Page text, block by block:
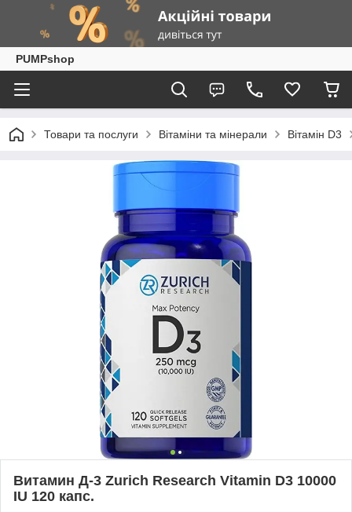
PUMPshop
Товари та послуги Вітаміни та мінерали Вітамін D3
Витамин Д-3 Zurich Research Vitamin D3 10000
IU 120 капс.